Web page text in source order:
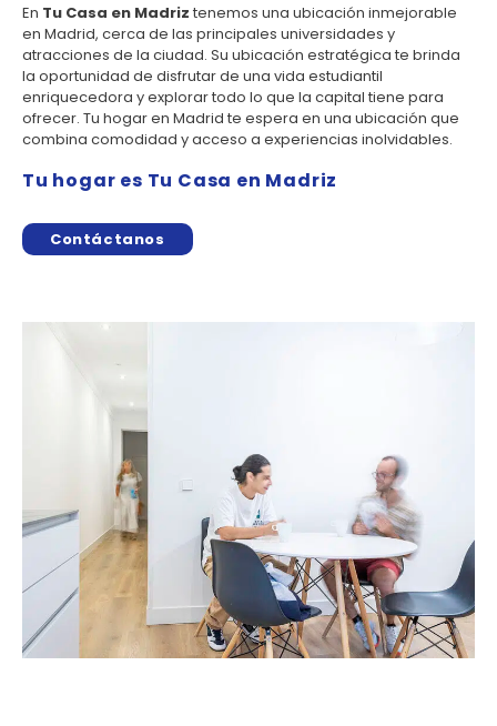
En Tu Casa en Madriz tenemos una ubicación inmejorable
en Madrid, cerca de las principales universidades y
atracciones de la ciudad. Su ubicación estratégica te brinda
la oportunidad de disfrutar de una vida estudiantil
enriquecedora y explorar todo lo que la capital tiene para
ofrecer. Tu hogar en Madrid te espera en una ubicación que
combina comodidad y acceso a experiencias inolvidables.
Tu hogar es Tu Casa en Madriz
Contáctanos